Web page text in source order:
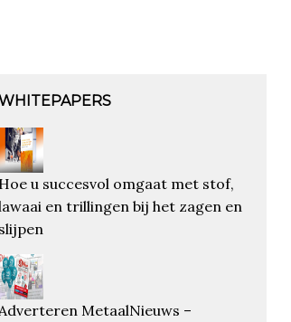
Hoe u succesvol omgaat met stof,
en trillingen bij het zagen en
slijpen
Adverteren MetaalNieuws –